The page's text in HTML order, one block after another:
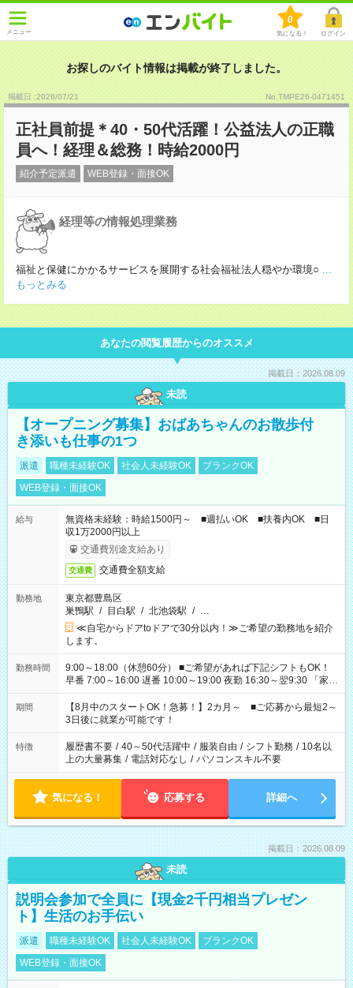
メニュー
0
気になる！ ログイン
お探しのバイト情報は掲載が終了しました。
掲載日 :2026/07/21 No.TMPE26-0471451
正社員前提＊40・50代活躍！公益法人の正職
員へ！経理＆総務！時給2000円
紹介予定派遣 WEB登録・面接OK
経理等の情報処理業務
福祉と保健にかかるサービスを展開する社会福祉法人穏やか環境○ ...
もっとみる
あなたの閲覧履歴からのオススメ
掲載日：2026.08.09
未読
【オープニング募集】おばあちゃんのお散歩付
き添いも仕事の1つ
派遣 職種未経験OK 社会人未経験OK
ブランクOK
WEB登録・面接OK
給与
無資格未経験：時給1500円～ ■週払いOK ■扶養内OK ■日
収1万2000円以上
交通費別途支給あり
交通費 交通費全額支給
勤務地
東京都豊島区
巣鴨駅 / 目白駅 / 北池袋駅 / …
≪自宅からドアtoドアで30分以内！≫ご希望の勤務地を紹介
します。
勤務時間
9:00～18:00（休憩60分） ■ご希望があれば下記シフトもOK！
早番 7:00～16:00 遅番 10:00～19:00 夜勤 16:30～翌9:30 「家族
と休みを合わせたい」 「余裕を持って夕飯の準備がしたい」
「できれば残業はしたくない」 など、ご希望を教えてください
ね。 ※Wワーク希望の方へ 今ご覧のお仕事で希望する勤務時間
と、もう1つのお仕事の勤務時間。 合計で週40時間を超える場
合は応募できません。
期間
【8月中のスタートOK！急募！】2カ月～ ■ご応募から最短2～
3日後に就業が可能です！
特徴 履歴書不要 / 40～50代活躍中 / 服装自由 / シフト勤務 / 10名以
上の大量募集 / 電話対応なし / パソコンスキル不要
気になる！ 応募する 詳細へ
掲載日：2026.08.09
未読
説明会参加で全員に【現金2千円相当プレゼン
ト】生活のお手伝い
派遣 職種未経験OK 社会人未経験OK
ブランクOK
WEB登録・面接OK